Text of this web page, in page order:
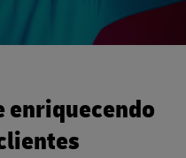
enriquecendo